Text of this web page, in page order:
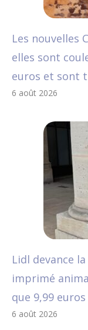
Les nouvelles
elles sont
euros et sont
6 août 2026
Lidl devance
imprimé
que 9,99 euros
6 août 2026